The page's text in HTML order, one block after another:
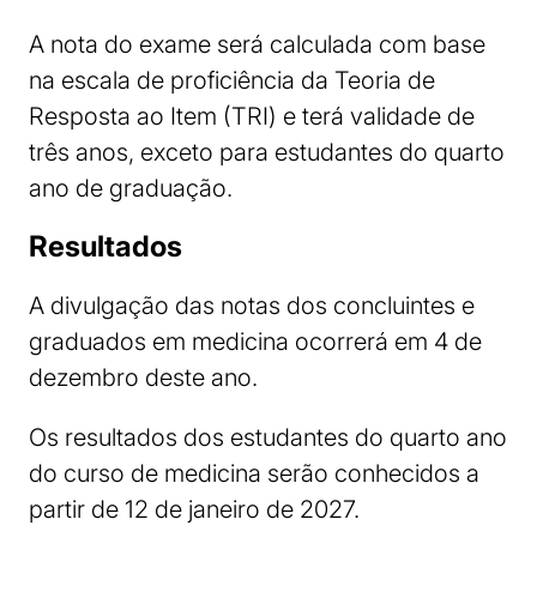
A nota do exame será calculada com base
na escala de proficiência da Teoria de
Resposta ao Item (TRI) e terá validade de
três anos, exceto para estudantes do quarto
ano de graduação.
Resultados
A divulgação das notas dos concluintes e
graduados em medicina ocorrerá em 4 de
dezembro deste ano.
Os resultados dos estudantes do quarto ano
do curso de medicina serão conhecidos a
partir de 12 de janeiro de 2027.